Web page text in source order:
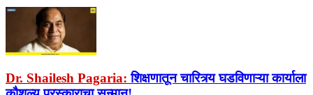
Dr. Shailesh Pagaria: शिक्षणातून चारित्र्य घडविणाऱ्या कार्याला